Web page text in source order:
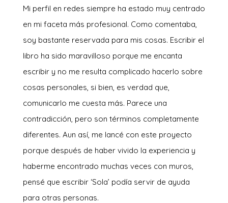
Mi perfil en redes siempre ha estado muy centrado
en mi faceta más profesional. Como comentaba,
soy bastante reservada para mis cosas. Escribir el
libro ha sido maravilloso porque me encanta
escribir y no me resulta complicado hacerlo sobre
cosas personales, si bien, es verdad que,
comunicarlo me cuesta más. Parece una
contradicción, pero son términos completamente
diferentes. Aun así, me lancé con este proyecto
porque después de haber vivido la experiencia y
haberme encontrado muchas veces con muros,
pensé que escribir ‘Sola’ podía servir de ayuda
para otras personas.